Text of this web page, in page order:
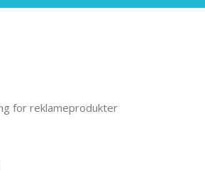
for reklameprodukter